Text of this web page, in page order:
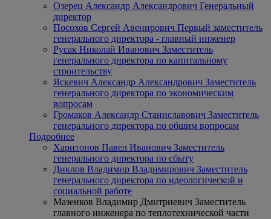
Озерец Александр Александрович Генеральный
директор
Посохов Сергей Авенирович Первый заместитель
генерального директора - главный инженер
Русак Николай Иванович Заместитель
генерального директора по капитальному
строительству
Яскевич Александр Александрович Заместитель
генерального директора по экономическим
вопросам
Громаков Александр Станиславович Заместитель
генерального директора по общим вопросам
Подробнее
Харитонов Павел Иванович Заместитель
генерального директора по сбыту
Диклов Владимир Владимирович Заместитель
генерального директора по идеологической и
социальной работе
Мазенков Владимир Дмитриевич Заместитель
главного инженера по теплотехнической части